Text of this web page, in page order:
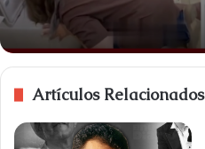
Artículos Relacionados